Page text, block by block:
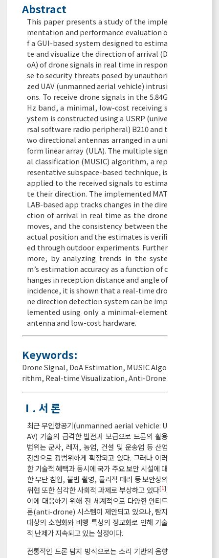
Abstract
This paper presents a study of the imple
mentation and performance evaluation o
f a GUI-based system designed to estima
te and visualize the direction of arrival (D
oA) of drone signals in real time in respon
se to security threats posed by unauthori
zed UAV (unmanned aerial vehicle) intrusi
ons. To receive drone signals in the 5.84G
Hz band, a minimal, low-cost receiving s
ystem is constructed using a USRP (unive
rsal software radio peripheral) B210 and t
wo directional antennas arranged in a uni
form linear array (ULA). The multiple sign
al classification (MUSIC) algorithm, a rep
resentative subspace-based technique, is
applied to the received signals to estima
te their direction. The implemented MAT
LAB-based app tracks changes in the dire
ction of arrival in real time as the drone
moves, and the consistency between the
actual position and the estimates is verifi
ed through outdoor experiments. Further
more, by analyzing trends in the syste
m’s estimation accuracy as a function of c
hanges in reception distance and angle of
incidence, it is shown that a real-time dro
ne direction detection system can be imp
lemented using only a minimal-element
antenna and low-cost hardware.
Keywords:
Drone Signal, DoA Estimation, MUSIC Algo
rithm, Real-time Visualization,Anti-Drone
Ⅰ. 서 론
최근 무인항공기(unmanned aerial vehicle: U
AV) 기술의 급격한 발전과 보급으로 드론의 활용
범위는 군사, 레저, 농업, 건설 및 운송업 등 산업
전반으로 광범위하게 확장되고 있다. 그러나 이러
한 기술적 혜택과 동시에 국가 주요 보안 시설에 대
한 무단 침입, 불법 촬영, 물리적 테러 등 보안상의
위협 또한 심각한 사회적 과제로 부상하고 있다[1].
이에 대응하기 위해 전 세계적으로 다양한 안티드
론(anti-drone) 시스템이 제안되고 있으나, 탐지
대상의 소형화와 비행 특성의 정교화로 인해 기술
적 난제가 지속되고 있는 실정이다.
전통적인 드론 탐지 방식으로는 소리 기반의 음향